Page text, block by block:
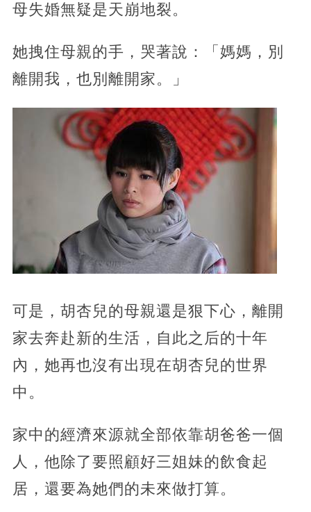
母失婚無疑是天崩地裂。
她拽住母親的手，哭著說：「媽媽，別
離開我，也別離開家。」
可是，胡杏兒的母親還是狠下心，離開
家去奔赴新的生活，自此之后的十年
內，她再也沒有出現在胡杏兒的世界
中。
家中的經濟來源就全部依靠胡爸爸一個
人，他除了要照顧好三姐妹的飲食起
居，還要為她們的未來做打算。